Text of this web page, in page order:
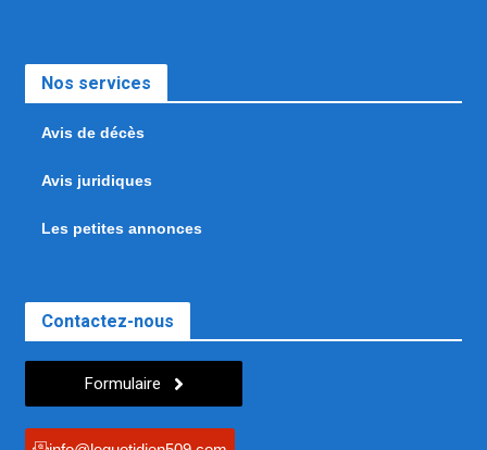
Nos services
Avis de décès
Avis juridiques
Les petites annonces
Contactez-nous
Formulaire